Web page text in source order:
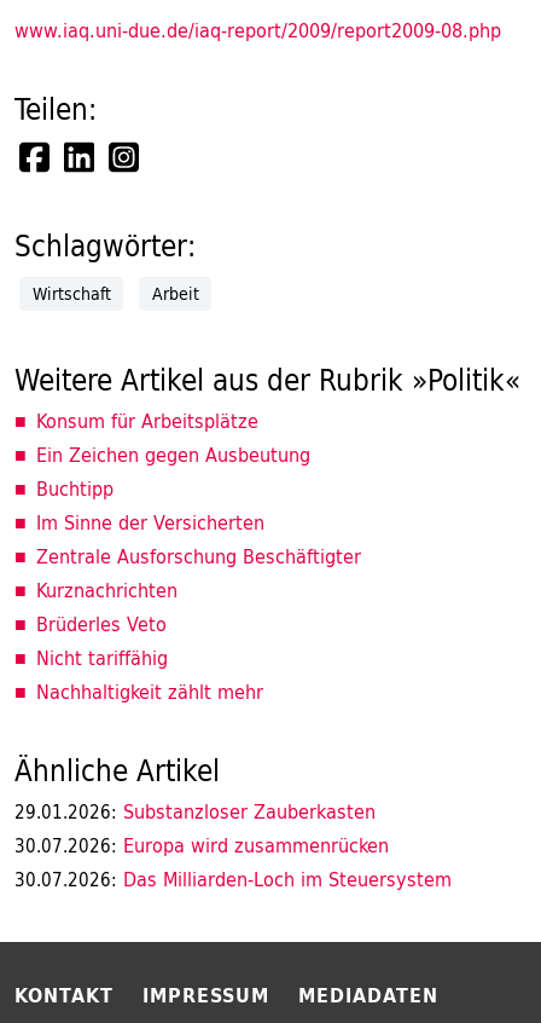
www.iaq.uni-due.de/iaq-report/2009/report2009-08.php
Teilen:
Schlagwörter:
Wirtschaft Arbeit
Weitere Artikel aus der Rubrik »Politik«
Konsum für Arbeitsplätze
Ein Zeichen gegen Ausbeutung
Buchtipp
Im Sinne der Versicherten
Zentrale Ausforschung Beschäftigter
Kurznachrichten
Brüderles Veto
Nicht tariffähig
Nachhaltigkeit zählt mehr
Ähnliche Artikel
29.01.2026: Substanzloser Zauberkasten
30.07.2026: Europa wird zusammenrücken
30.07.2026: Das Milliarden-Loch im Steuersystem
KONTAKT IMPRESSUM MEDIADATEN